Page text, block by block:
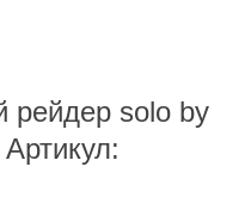
solo by